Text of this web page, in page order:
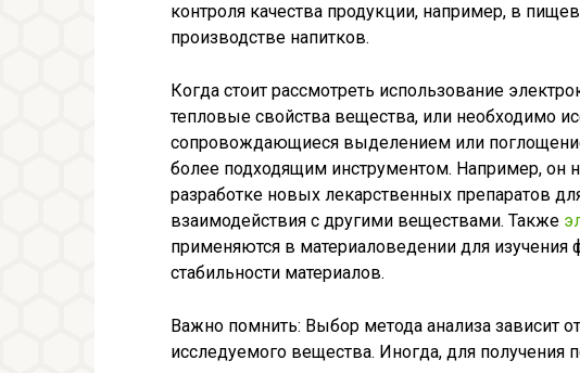
контроля качества продукции, например, в
производстве напитков.
Когда стоит рассмотреть использование
тепловые свойства вещества, или необходимо
сопровождающиеся выделением или
более подходящим инструментом. Например, он
разработке новых лекарственных препаратов
взаимодействия с другими веществами. Также
применяются в материаловедении для
стабильности материалов.
Важно помнить: Выбор метода анализа зависит
исследуемого вещества. Иногда, для получения